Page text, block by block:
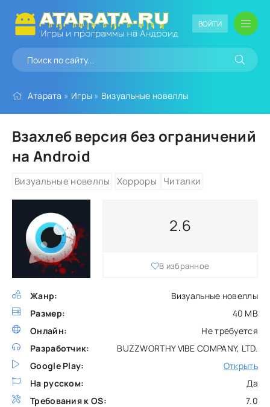
ВОЙТИ
Атарата » Игры» Визуальные новеллы
Взахлеб версия без ограничений
на Android
Визуальные новеллы Хорроры Читалки
Жанр:
Визуальные новеллы
Размер:
40 MB
Онлайн:
Не требуется
Разработчик:
BUZZWORTHY VIBE COMPANY, LTD.
Google Play:
Открыть
На русском:
Да
Требования к OS:
7.0
2.6
В избранное